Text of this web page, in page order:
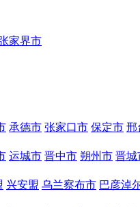
家界市
承德市 张家口市 保定市 邢
运城市 晋中市 朔州市 晋城
兴安盟 乌兰察布市 巴彦淖